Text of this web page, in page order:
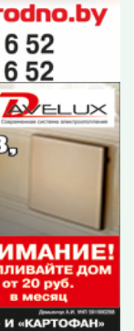
праўда»
разрешения
(не закрытая
конкретную
ресурса